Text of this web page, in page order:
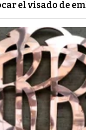
el visado de